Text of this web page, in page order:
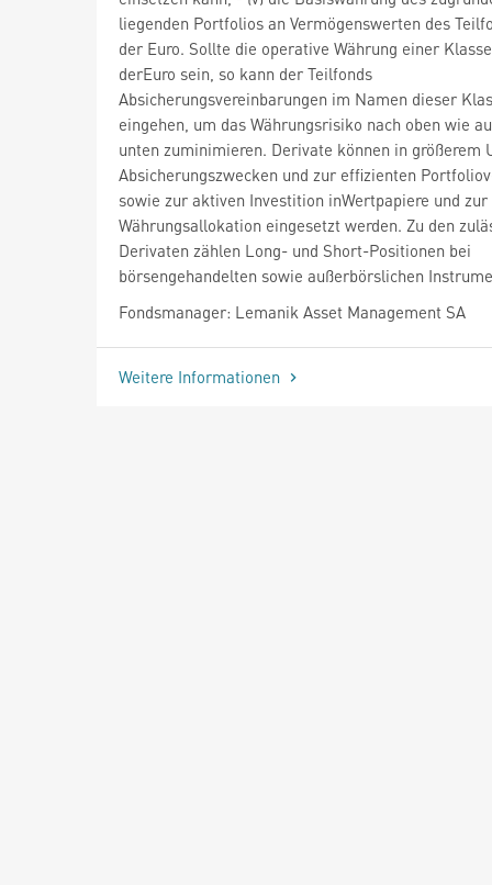
liegenden Portfolios an Vermögenswerten des
der Euro. Sollte die operative Währung einer
derEuro sein, so kann der Teilfonds
Absicherungsvereinbarungen im Namen dieser
eingehen, um das Währungsrisiko nach oben wie
unten zuminimieren. Derivate können in größerem
Absicherungszwecken und zur effizienten
sowie zur aktiven Investition inWertpapiere und
Währungsallokation eingesetzt werden. Zu den
Derivaten zählen Long- und Short-Positionen bei
börsengehandelten sowie außerbörslichen
Fondsmanager: Lemanik Asset Management SA
Weitere Informationen